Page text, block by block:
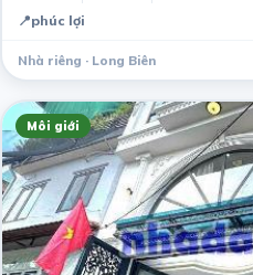
📍phúc lợi
Nhà riêng · Long Biên
Môi giới